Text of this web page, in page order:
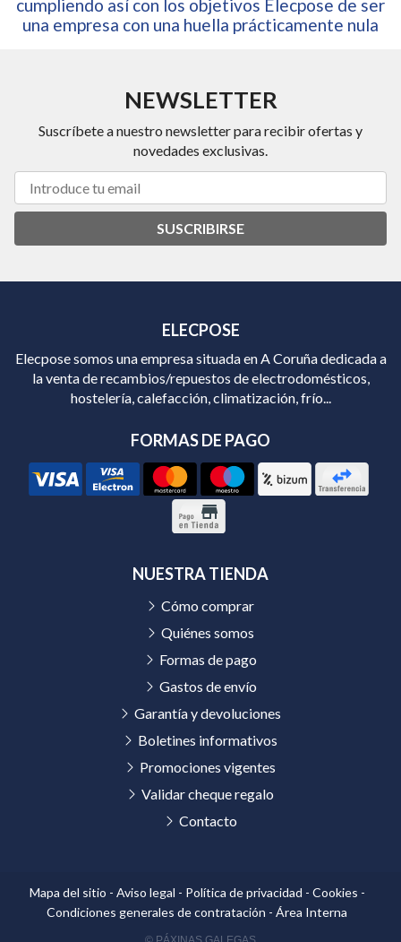
cumpliendo así con los objetivos Elecpose de ser
una empresa con una huella prácticamente nula
NEWSLETTER
Suscríbete a nuestro newsletter para recibir ofertas y
novedades exclusivas.
SUSCRIBIRSE
ELECPOSE
Elecpose somos una empresa situada en A Coruña dedicada a
la venta de recambios/repuestos de electrodomésticos,
hostelería, calefacción, climatización, frío...
FORMAS DE PAGO
NUESTRA TIENDA
Cómo comprar
Quiénes somos
Formas de pago
Gastos de envío
Garantía y devoluciones
Boletines informativos
Promociones vigentes
Validar cheque regalo
Contacto
Mapa del sitio - Aviso legal - Política de privacidad - Cookies -
Condiciones generales de contratación - Área Interna